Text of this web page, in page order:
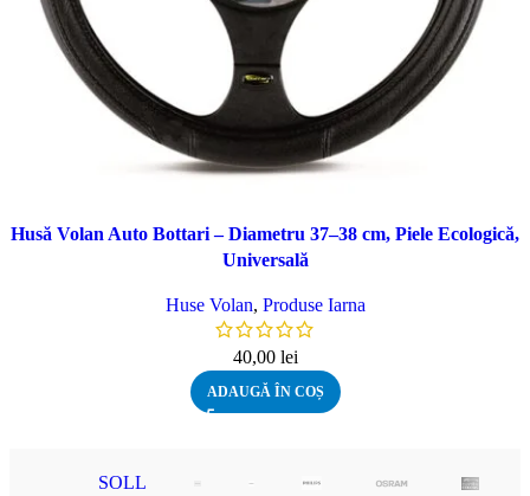
Husă Volan Auto Bottari – Diametru 37–38 cm, Piele Ecologică,
Universală
Huse Volan, Produse Iarna
40,00 lei
ADAUGĂ ÎN COȘ
SOLL